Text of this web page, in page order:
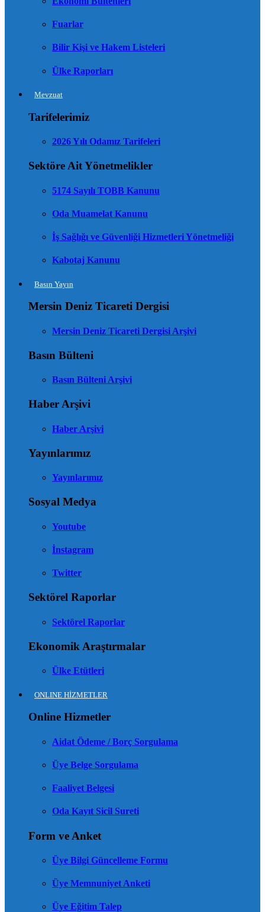
Fuarlar
Bilir Kişi ve Hakem Listeleri
Ülke Raporları
Mevzuat
Tarifelerimiz
2026 Yılı Odamız Tarifeleri
Sektöre Ait Yönetmelikler
5174 Sayılı TOBB Kanunu
Oda Muamelat Kanunu
İş Sağlığı ve Güvenliği Hizmetleri Yönetmeliği
Kabotaj Kanunu
Basın Yayın
Mersin Deniz Ticareti Dergisi
Mersin Deniz Ticareti Dergisi Arşivi
Basın Bülteni
Basın Bülteni Arşivi
Haber Arşivi
Haber Arşivi
Yayınlarımız
Yayınlarımız
Sosyal Medya
Youtube
İnstagram
Twitter
Sektörel Raporlar
Sektörel Raporlar
Ekonomik Araştırmalar
Ülke Etütleri
ONLINE HİZMETLER
Online Hizmetler
Aidat Ödeme / Borç Sorgulama
Üye Belge Sorgulama
Faaliyet Belgesi
Oda Kayıt Sicil Sureti
Form ve Anket
Üye Bilgi Güncelleme Formu
Üye Memnuniyet Anketi
Üye Eğitim Talep